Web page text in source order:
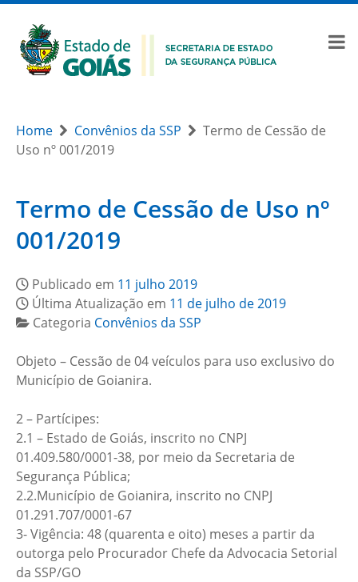
Home Convênios da SSP
Termo de Cessão de
Uso nº 001/2019
Termo de Cessão de Uso nº
001/2019
Publicado em 11 julho 2019
Última Atualização em 11 de julho de 2019
Categoria Convênios da SSP
Objeto – Cessão de 04 veículos para uso exclusivo do
Município de Goianira.
2 – Partícipes:
2.1 – Estado de Goiás, inscrito no CNPJ
01.409.580/0001-38, por meio da Secretaria de
Segurança Pública;
2.2.Município de Goianira, inscrito no CNPJ
01.291.707/0001-67
3- Vigência: 48 (quarenta e oito) meses a partir da
outorga pelo Procurador Chefe da Advocacia Setorial
da SSP/GO